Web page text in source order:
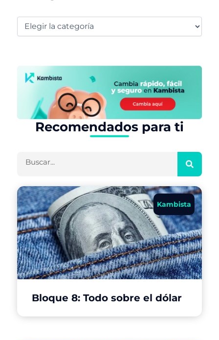
Recomendados para ti
Kambista
Bloque 8: Todo sobre el dólar